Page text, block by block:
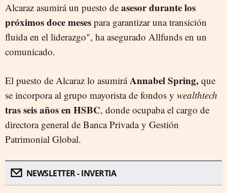
Alcaraz asumirá un puesto de asesor durante los
próximos doce meses para garantizar una transición
fluida en el liderazgo", ha asegurado Allfunds en un
comunicado.
El puesto de Alcaraz lo asumiráAnnabel Spring, que
se incorpora al grupo mayorista de fondos y wealthtech
tras seis años en HSBC, donde ocupaba el cargo de
directora general de Banca Privada y Gestión
Patrimonial Global.
NEWSLETTER - INVERTIA